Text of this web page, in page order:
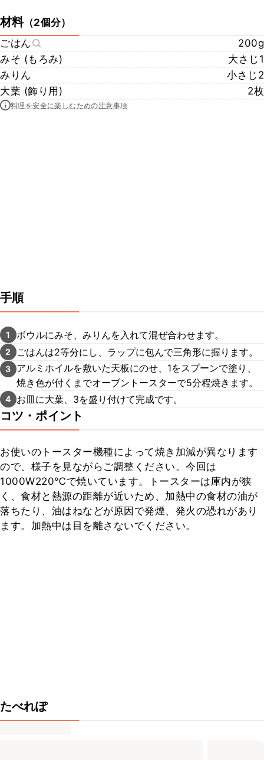
材料（2個分）
ごはん
200g
みそ (もろみ)
大さじ1
みりん
小さじ2
大葉 (飾り用)
2枚
料理を安全に楽しむための注意事項
手順
1 ボウルにみそ、みりんを入れて混ぜ合わせます。
2 ごはんは2等分にし、ラップに包んで三角形に握ります。
3
アルミホイルを敷いた天板にのせ、1をスプーンで塗り、
焼き色が付くまでオーブントースターで5分程焼きます。
4 お皿に大葉、3を盛り付けて完成です。
コツ・ポイント
お使いのトースター機種によって焼き加減が異なります
ので、様子を見ながらご調整ください。今回は
1000W220℃で焼いています。トースターは庫内が狭
く、食材と熱源の距離が近いため、加熱中の食材の油が
落ちたり、油はねなどが原因で発煙、発火の恐れがあり
ます。加熱中は目を離さないでください。
たべれぽ